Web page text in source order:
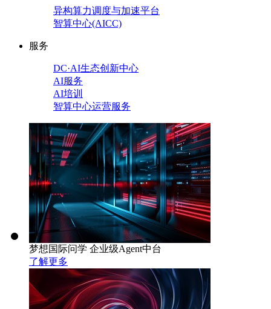
异构算力调度与加速平台
智算中心(AICC)
服务
DC·AI生态创新中心
AI服务
AI培训
智算中心运营服务
梦想国际问学 企业级Agent中台
了解更多